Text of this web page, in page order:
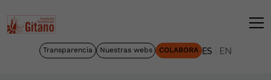
Transparencia Nuestras webs COLABORA ES EN